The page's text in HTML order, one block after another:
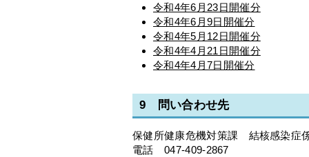
令和4年6月23日開催分
令和4年6月9日開催分
令和4年5月12日開催分
令和4年4月21日開催分
令和4年4月7日開催分
9 問い合わせ先
保健所健康危機対策課 結核感染症
電話 047-409-2867